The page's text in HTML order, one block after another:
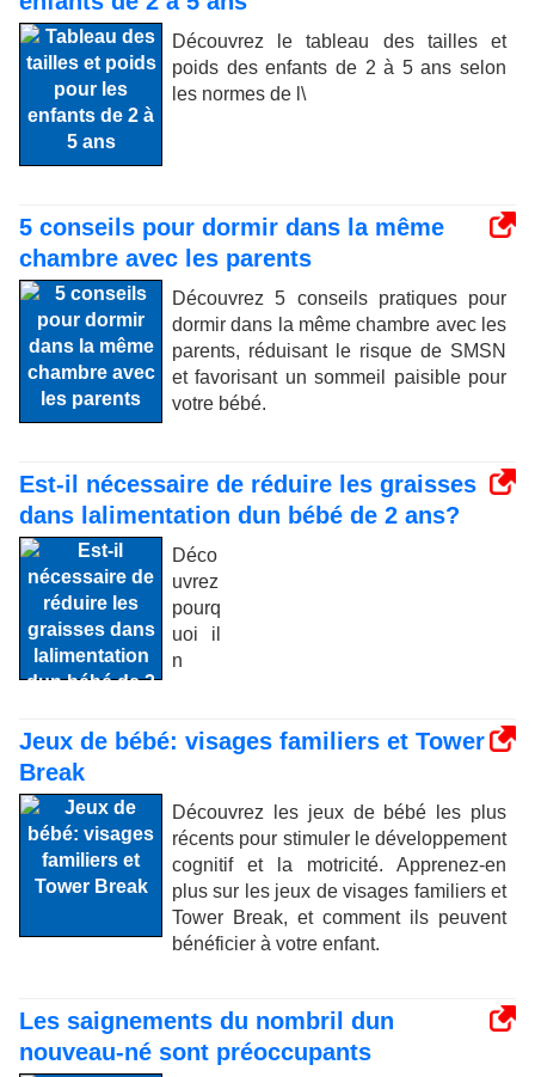
Découvrez le tableau des tailles et
poids des enfants de 2 à 5 ans selon
les normes de l\
5 conseils pour dormir dans la même
chambre avec les parents
Découvrez 5 conseils pratiques pour
dormir dans la même chambre avec les
parents, réduisant le risque de SMSN
et favorisant un sommeil paisible pour
votre bébé.
Est-il nécessaire de réduire les graisses
dans lalimentation dun bébé de 2 ans?
Déco
uvrez
pourq
uoi il
n
Jeux de bébé: visages familiers et Tower
Break
Découvrez les jeux de bébé les plus
récents pour stimuler le développement
cognitif et la motricité. Apprenez-en
plus sur les jeux de visages familiers et
Tower Break, et comment ils peuvent
bénéficier à votre enfant.
Les saignements du nombril dun
nouveau-né sont préoccupants